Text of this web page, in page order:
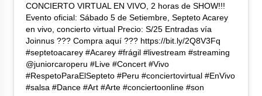
CONCIERTO VIRTUAL EN VIVO, 2 horas de SHOW!!!
Evento oficial: Sábado 5 de Setiembre, Septeto Acarey
en vivo, concierto virtual Precio: S/25 Entradas vía
Joinnus ??? Compra aquí ??? https://bit.ly/2Q8V3Fq
#septetoacarey #Acarey #frágil #livestream #streaming
@juniorcaroperu #Live #Concert #Vivo
#RespetoParaElSepteto #Peru #conciertovirtual #EnVivo
#salsa #Dance #Art #Arte #conciertoonline #son